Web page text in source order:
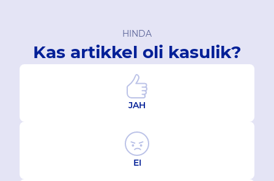
HINDA
Kas artikkel oli kasulik?
JAH
EI